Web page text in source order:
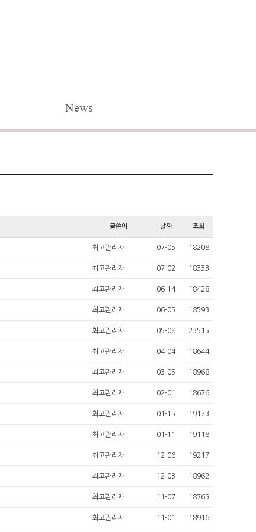
News
글쓴이 날짜 조회
최고관리자 07-05 18208
최고관리자 07-02 18333
최고관리자 06-14 18428
최고관리자 06-05 18593
최고관리자 05-08 23515
최고관리자 04-04 18644
최고관리자 03-05 18968
최고관리자 02-01 18676
최고관리자 01-15 19173
최고관리자 01-11 19118
최고관리자 12-06 19217
최고관리자 12-03 18962
최고관리자 11-07 18765
최고관리자 11-01 18916